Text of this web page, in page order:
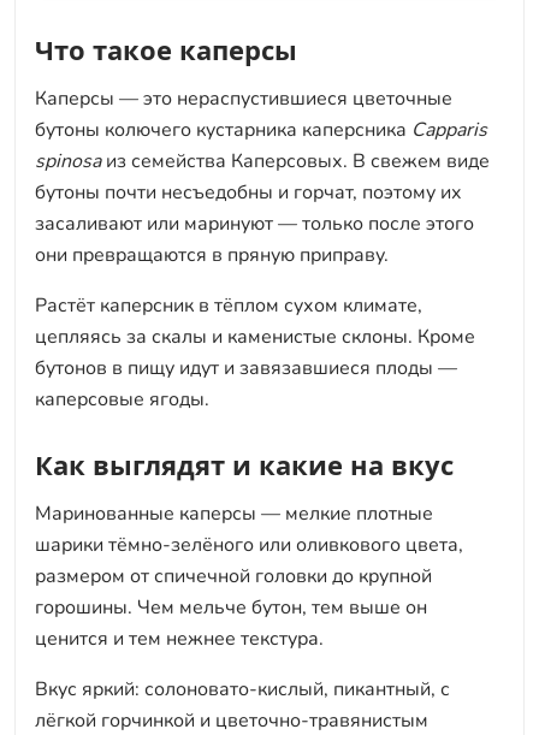
Что такое каперсы
Каперсы — это нераспустившиеся цветочные
бутоны колючего кустарника каперсника Capparis
spinosaиз семейства Каперсовых. В свежем виде
бутоны почти несъедобны и горчат, поэтому их
засаливают или маринуют — только после этого
они превращаются в пряную приправу.
Растёт каперсник в тёплом сухом климате,
цепляясь за скалы и каменистые склоны. Кроме
бутонов в пищу идут и завязавшиеся плоды —
каперсовые ягоды.
Как выглядят и какие на вкус
Маринованные каперсы — мелкие плотные
шарики тёмно-зелёного или оливкового цвета,
размером от спичечной головки до крупной
горошины. Чем мельче бутон, тем выше он
ценится и тем нежнее текстура.
Вкус яркий: солоновато-кислый, пикантный, с
лёгкой горчинкой и цветочно-травянистым